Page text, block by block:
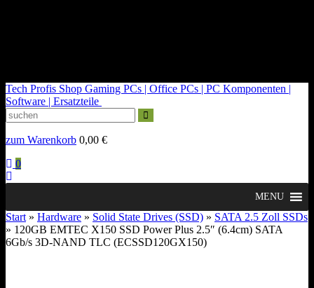
Tech Profis Shop Gaming PCs | Office PCs | PC Komponenten |
Software | Ersatzteile
zum Warenkorb 0,00 €
0
MENU
Start » Hardware » Solid State Drives (SSD) » SATA 2.5 Zoll SSDs
» 120GB EMTEC X150 SSD Power Plus 2.5″ (6.4cm) SATA
6Gb/s 3D-NAND TLC (ECSSD120GX150)